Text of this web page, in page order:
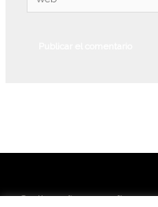
© Alba Peña Fotografía 2026